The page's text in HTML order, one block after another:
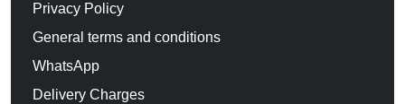
Privacy Policy
General terms and conditions
WhatsApp
Delivery Charges